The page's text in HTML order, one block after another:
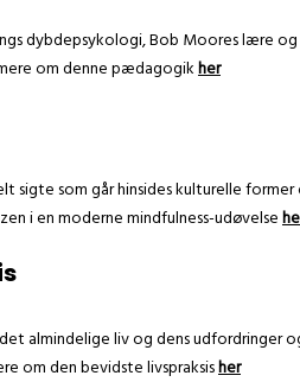
dybdepsykologi, Bob Moores lære
om denne pædagogikher
sigte som går hinsides kulturelle
i en moderne mindfulness-udøvelse
almindelige liv og dens udfordringer
om den bevidste livspraksisher